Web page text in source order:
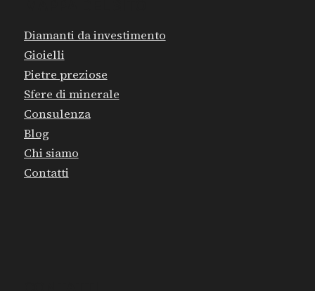
Diamanti da investimento
Gioielli
Pietre preziose
Sfere di minerale
Consulenza
Blog
Chi siamo
Contatti